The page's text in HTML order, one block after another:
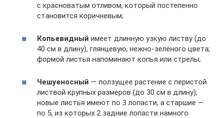
с красноватым отливом, который постепенно
становится коричневым;
Копьевидный имеет длинную узкую листву (до
40 см в длину), глянцевую, нежно-зелёного цвета;
формой листья напоминают копья или стрелы;
Чешуеносный — ползущее растение с перистой
листвой крупных размеров (до 30 см в длину);
новые листья имеют по 3 лопасти, а старшие —
по 5, из которых 2 задние лопасти намного